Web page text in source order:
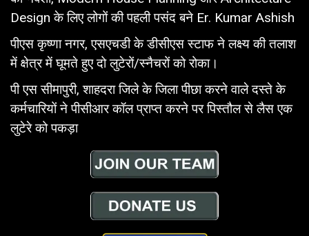
Design के लिए लोगों की पहली पसंद बने Er. Kumar Ashish
पीएस कृष्णा नगर, एसएचडी के डीसीएस स्टाफ ने लक्ष्य की तलाश
में क्षेत्र में घूमते हुए दो लुटेरों/स्नैचरों को रोका।
पी एस सीमापुरी, शाहदरा जिले के जिला पीछा करने वाले दस्ते के
कर्मचारियों ने पीसीआर कॉल प्राप्त करने पर पिस्तौल से लैस एक
लुटेरे को पकड़ा